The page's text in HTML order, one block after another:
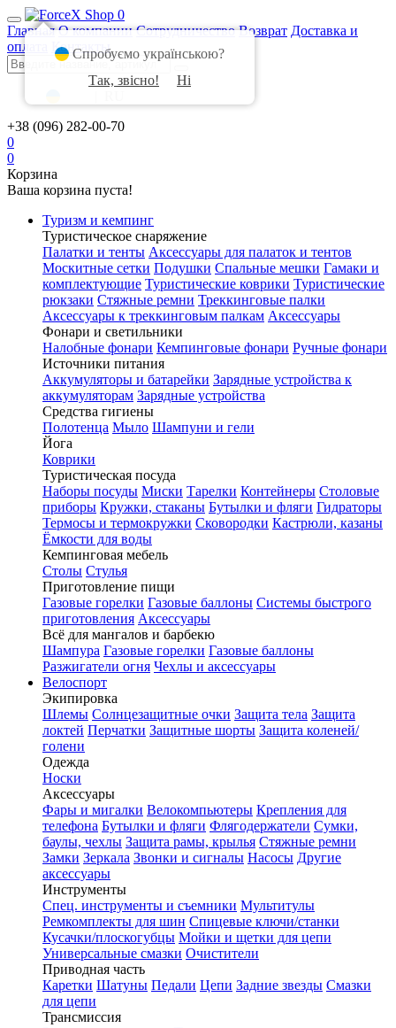
0
Главная О компании Сотрудничество Возврат Доставка и
оплата
Контакты
+38 (096) 282-00-70
0
0
Корзина
Ваша корзина пуста!
Туризм и кемпинг
Туристическое снаряжение
Палатки и тенты Аксессуары для палаток и тентов
Москитные сетки Подушки Спальные мешки Гамаки и
комплектующие Туристические коврики Туристические
рюкзаки Стяжные ремни Треккинговые палки
Аксессуары к треккинговым палкам Аксессуары
Фонари и светильники
Налобные фонари Кемпинговые фонари Ручные фонари
Источники питания
Аккумуляторы и батарейки Зарядные устройства к
аккумуляторам Зарядные устройства
Средства гигиены
Полотенца Мыло Шампуни и гели
Йога
Коврики
Туристическая посуда
Наборы посуды Миски Тарелки Контейнеры Столовые
приборы Кружки, стаканы Бутылки и фляги Гидраторы
Термосы и термокружки Сковородки Кастрюли, казаны
Ёмкости для воды
Кемпинговая мебель
Столы Стулья
Приготовление пищи
Газовые горелки Газовые баллоны Системы быстрого
приготовления Аксессуары
Всё для мангалов и барбекю
Шампура Газовые горелки Газовые баллоны
Разжигатели огня Чехлы и аксессуары
Велоспорт
Экипировка
Шлемы Солнцезащитные очки Защита тела Защита
локтей Перчатки Защитные шорты Защита коленей/
голени
Одежда
Носки
Аксессуары
Фары и мигалки Велокомпьютеры Крепления для
телефона Бутылки и фляги Флягодержатели Сумки,
баулы, чехлы Защита рамы, крылья Стяжные ремни
Замки Зеркала Звонки и сигналы Насосы Другие
аксессуары
Инструменты
Спец. инструменты и съемники Мультитулы
Ремкомплекты для шин Спицевые ключи/станки
Кусачки/плоскогубцы Мойки и щетки для цепи
Универсальные смазки Очистители
Приводная часть
Каретки Шатуны Педали Цепи Задние звезды Смазки
для цепи
Трансмиссия
Спробуємо українською?
Так, звісно!
Ні